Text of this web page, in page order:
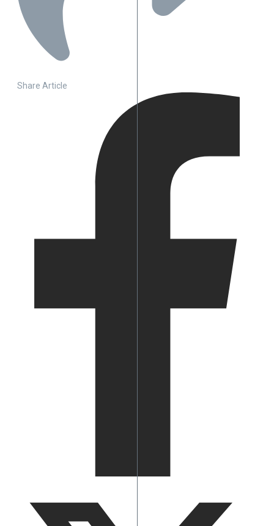
Share Article